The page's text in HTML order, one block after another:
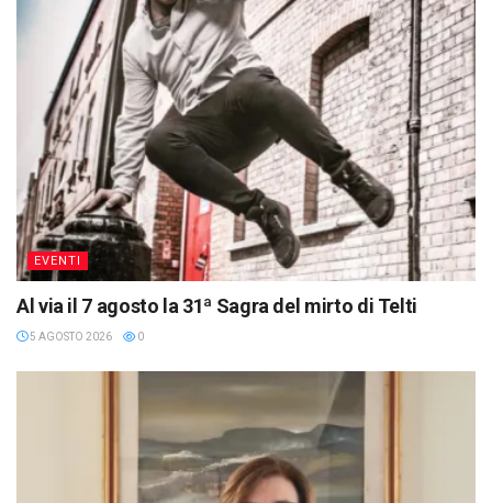
EVENTI
Al via il 7 agosto la 31ª Sagra del mirto di Telti
5 AGOSTO 2026 0